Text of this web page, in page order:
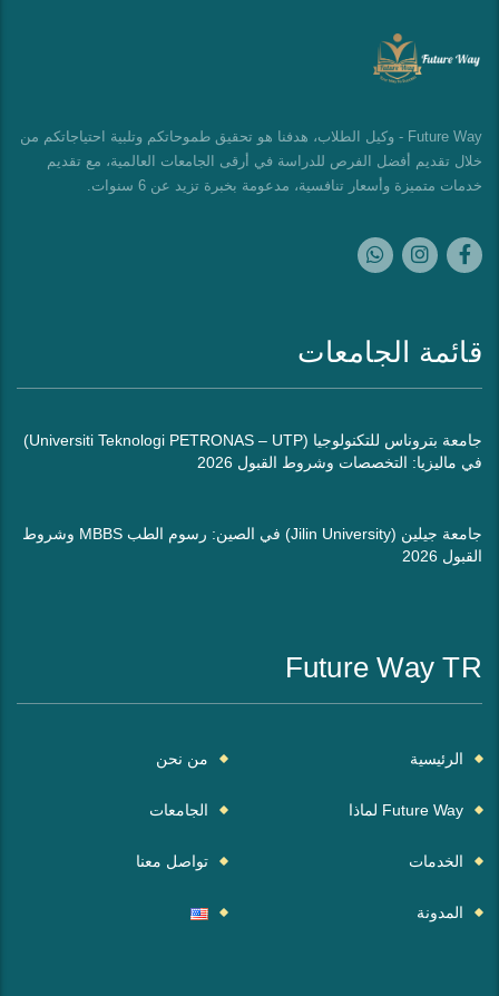
Future Way - وكيل الطلاب، هدفنا هو تحقيق طموحاتكم وتلبية احتياجاتكم من
خلال تقديم أفضل الفرص للدراسة في أرقى الجامعات العالمية، مع تقديم
خدمات متميزة وأسعار تنافسية، مدعومة بخبرة تزيد عن 6 سنوات.
قائمة الجامعات
جامعة بتروناس للتكنولوجيا (Universiti Teknologi PETRONAS – UTP)
في ماليزيا: التخصصات وشروط القبول 2026
جامعة جيلين (Jilin University) في الصين: رسوم الطب MBBS وشروط
القبول 2026
Future Way TR
الرئيسية من نحن
Future Way لماذا الجامعات
الخدمات تواصل معنا
المدونة